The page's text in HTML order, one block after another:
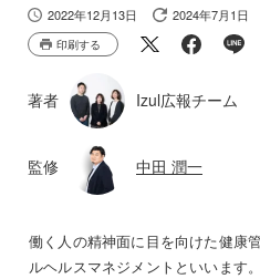
2022年12月13日 2024年7月1日
印刷する
著者 Izul広報チーム
監修 中田 潤一
働く人の精神面に目を向けた健康
ルヘルスマネジメントといいます